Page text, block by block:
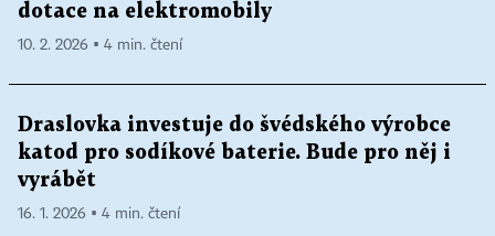
dotace na elektromobily
10. 2. 2026 ▪ 4 min. čtení
Draslovka investuje do švédského výrobce
katod pro sodíkové baterie. Bude pro něj i
vyrábět
16. 1. 2026 ▪ 4 min. čtení